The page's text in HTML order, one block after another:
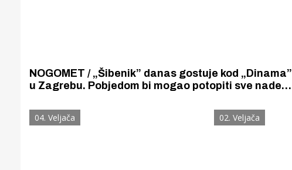
NOGOMET / „Šibenik” danas gostuje kod „Dinama”
u Zagrebu. Pobjedom bi mogao potopiti sve nade
zonu na tablici HNL-a.
04. Veljača 02. Veljača